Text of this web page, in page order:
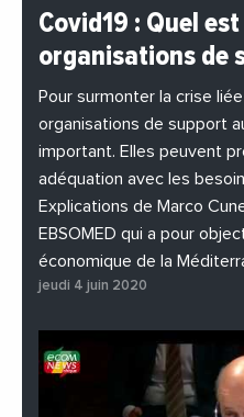
#BuzzNews
#EnDirectDe
#PhotosEtVideos
Covid19 : Quel
organisations de
Pour surmonter la crise
organisations de support
important. Elles peuvent
adéquation avec les
Explications de Marco
EBSOMED qui a pour
économique de la
jeudi 4 juin 2020